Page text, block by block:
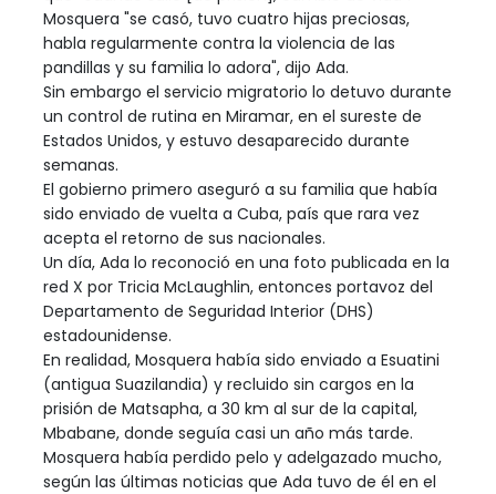
Mosquera "se casó, tuvo cuatro hijas preciosas,
habla regularmente contra la violencia de las
pandillas y su familia lo adora", dijo Ada.
Sin embargo el servicio migratorio lo detuvo durante
un control de rutina en Miramar, en el sureste de
Estados Unidos, y estuvo desaparecido durante
semanas.
El gobierno primero aseguró a su familia que había
sido enviado de vuelta a Cuba, país que rara vez
acepta el retorno de sus nacionales.
Un día, Ada lo reconoció en una foto publicada en la
red X por Tricia McLaughlin, entonces portavoz del
Departamento de Seguridad Interior (DHS)
estadounidense.
En realidad, Mosquera había sido enviado a Esuatini
(antigua Suazilandia) y recluido sin cargos en la
prisión de Matsapha, a 30 km al sur de la capital,
Mbabane, donde seguía casi un año más tarde.
Mosquera había perdido pelo y adelgazado mucho,
según las últimas noticias que Ada tuvo de él en el